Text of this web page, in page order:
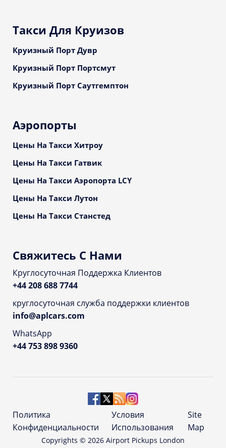
Такси Для Круизов
Круизный Порт Дувр
Круизный Порт Портсмут
Круизный Порт Саутгемптон
Аэропорты
Цены На Такси Хитроу
Цены На Такси Гатвик
Цены На Такси Аэропорта LCY
Цены На Такси Лутон
Цены На Такси Станстед
Свяжитесь С Нами
Круглосуточная Поддержка Клиентов
+44 208 688 7744
круглосуточная служба поддержки клиентов
info@aplcars.com
WhatsApp
+44 753 898 9360
Copyrights © 2026 Airport Pickups London
Политика
Конфиденциальности
Условия
Использования
Site
Map